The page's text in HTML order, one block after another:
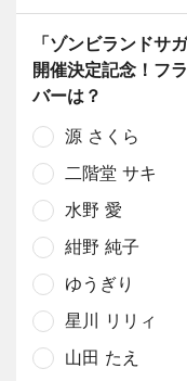
「ゾンビランドサ
開催決定記念！フ
バーは？
源 さくら
二階堂 サキ
水野 愛
紺野 純子
ゆうぎり
星川 リリィ
山田 たえ